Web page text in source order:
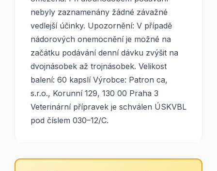
nebyly zaznamenány žádné závažné
vedlejší účinky. Upozornění: V případě
nádorových onemocnění je možné na
začátku podávání denní dávku zvýšit na
dvojnásobek až trojnásobek. Velikost
balení: 60 kapslí Výrobce: Patron ca,
s.r.o., Korunní 129, 130 00 Praha 3
Veterinární přípravek je schválen ÚSKVBL
pod číslem 030–12/C.